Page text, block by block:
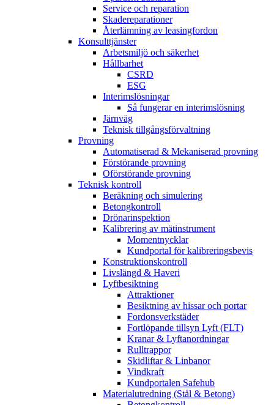
Service och reparation
Skadereparationer
Återlämning av leasingfordon
Konsulttjänster
Arbetsmiljö och säkerhet
Hållbarhet
CSRD
ESG
Interimslösningar
Så fungerar en interimslösning
Järnväg
Teknisk tillgångsförvaltning
Provning
Automatiserad & Mekaniserad provning
Förstörande provning
Oförstörande provning
Teknisk kontroll
Beräkning och simulering
Betongkontroll
Drönarinspektion
Kalibrering av mätinstrument
Momentnycklar
Kundportal för kalibreringsbevis
Konstruktionskontroll
Livslängd & Haveri
Lyftbesiktning
Attraktioner
Besiktning av hissar och portar
Fordonsverkstäder
Fortlöpande tillsyn Lyft (FLT)
Kranar & Lyftanordningar
Rulltrappor
Skidliftar & Linbanor
Vindkraft
Kundportalen Safehub
Materialutredning (Stål & Betong)